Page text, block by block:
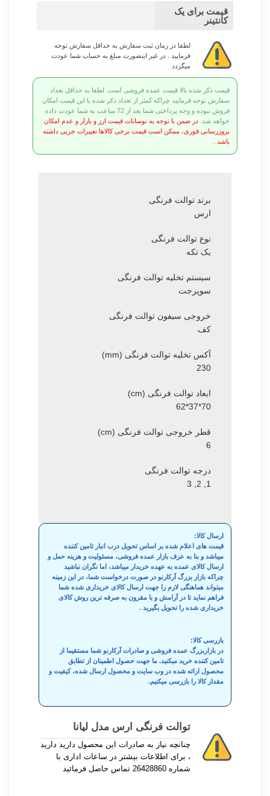
قیمت برای یک
کانتینر
لطفا در زمان ثبت سفارش به حداقل سفارش توجه
فرمایید . در غیر اینصورت مبلغ به حساب شما عودت
میگردد
قیمت ذکر شده بالا قیمت عمده فروشی است. لطفا به حداقل تعداد
سفارش توجه فرمایید چراکه کمتر از تعداد ذکر شده با این قیمت امکان
فروش نبوده و وجه پرداختی شما بعد از 72 ساعت به شما عودت داده
خواهد شد. در ضمن با توجه به نوسانات قیمت ارز و بازار و عدم امکان
بروزرسانی فوری، ممکن است قیمت برخی کالاها تغییرات جزیی داشته
باشد .
برند توالت فرنگی
ارس
نوع توالت فرنگی
یک تکه
سیستم تخلیه توالت فرنگی
سوپرجت
خروجی سیفون توالت فرنگی
کف
آکس تخلیه توالت فرنگی (mm)
230
ابعاد توالت فرنگی (cm)
70*37*62
قطر خروجی توالت فرنگی (cm)
6
درجه توالت فرنگی
1, 2, 3
ارسال کالا:
قیمت های اعلام شده بر اساس تحویل درب انبار تامین کننده
میباشد و بنا به عرف بازار عمده فروشی، مسئولیت و هزینه حمل و
ارسال کالای عمده به عهده خریدار میباشد، اما نگران نباشید
چراکه بازار بزرگ آرکارنو در صورت درخواست شما، در این زمینه
میتواند هماهنگی لازم را جهت ارسال کالای خریداری شده شما
فراهم نماید تا در آرامش و با مقرون به صرفه ترین روش کالای
خریداری شده را تحویل بگیرید .
بازرسی کالا:
در بازاربزرگ عمده فروشی و صادرات آرکارنو شما مستقیما از
تامین کننده خرید میکنید. ما جهت حصول اطمینان از تطابق
محصول ارائه شده در وب سایت و محصول ارسال شده، کیفیت و
مقدار کالا را بازرسی میکنیم.
توالت فرنگی ارس مدل لیانا
چنانچه نیاز به صادرات این محصول دارید دارید
، برای اطلاعات بیشتر در ساعات اداری با
شماره 26428860 تماس حاصل فرمائید